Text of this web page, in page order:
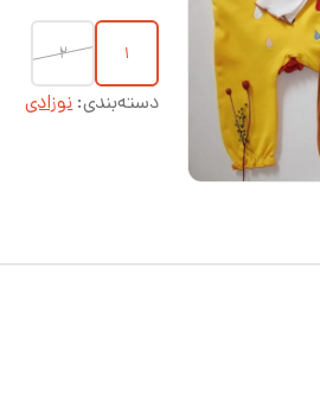
۱ ۲
دسته‌بندی:نوزادی